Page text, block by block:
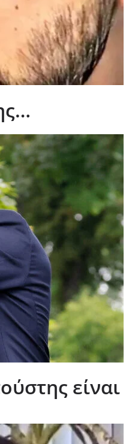
είναι